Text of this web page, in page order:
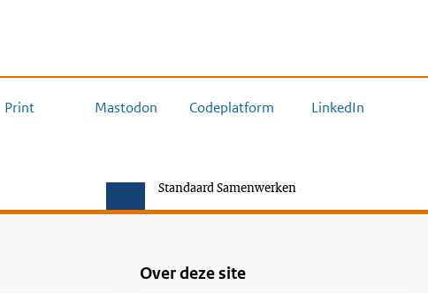
Print Mastodon Codeplatform LinkedIn
Standaard Samenwerken
Over deze site